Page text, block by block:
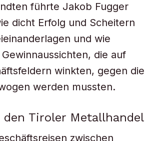
führte Jakob Fugger
dicht Erfolg und Scheitern
und wie
die auf
winkten, gegen die
werden mussten.
Tiroler Metallhandel
zwischen